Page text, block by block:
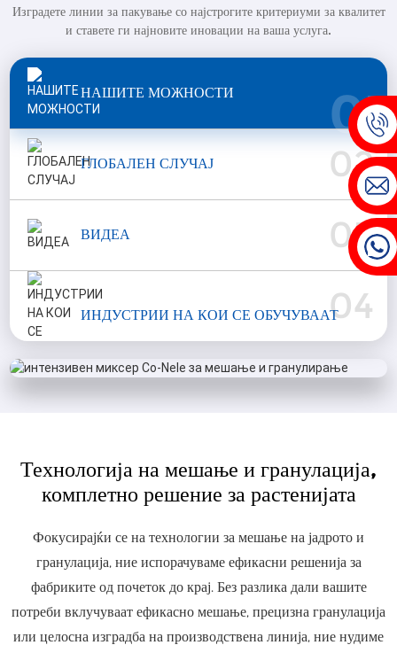
Изградете линии за пакување со најстрогите критериуми за квалитет
и ставете ги најновите иновации на ваша услуга.
НАШИТЕ МОЖНОСТИ 01
ГЛОБАЛЕН СЛУЧАЈ 02
ВИДЕА 03
ИНДУСТРИИ НА КОИ СЕ ОБУЧУВААТ04
Технологија на мешање и гранулација,
комплетно решение за растенијата
Фокусирајќи се на технологии за мешање на јадрото и
гранулација, ние испорачуваме ефикасни решенија за
фабриките од почеток до крај. Без разлика дали вашите
потреби вклучуваат ефикасно мешање, прецизна гранулација
или целосна изградба на производствена линија, ние нудиме